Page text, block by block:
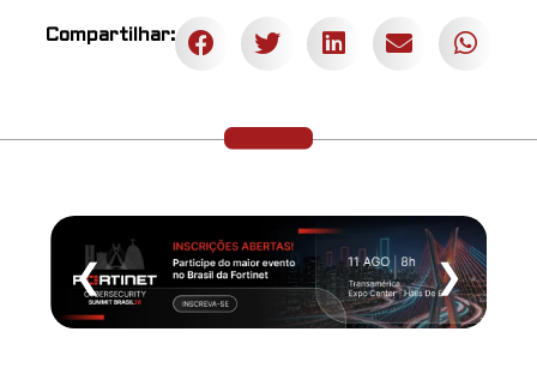
Compartilhar:
❮ ❯